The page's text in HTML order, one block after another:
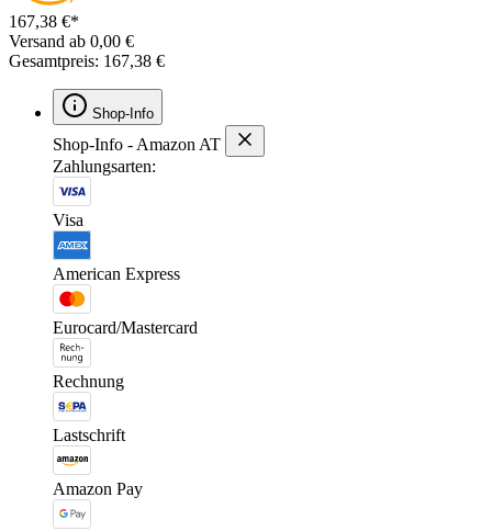
167,38 €*
Versand ab 0,00 €
Gesamtpreis: 167,38 €
Shop-Info
Shop-Info - Amazon AT
Zahlungsarten:
Visa
American Express
Eurocard/Mastercard
Rechnung
Lastschrift
Amazon Pay